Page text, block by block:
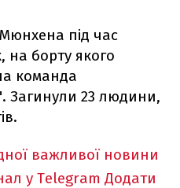
під час
на борту якого
команда
Загинули 23 людини,
важливої новини
у Telegram Додати